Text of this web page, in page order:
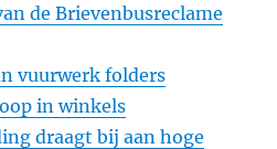
de Brievenbusreclame
vuurwerk folders
in winkels
draagt bij aan hoge